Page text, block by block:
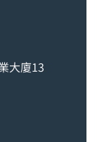
大廈13